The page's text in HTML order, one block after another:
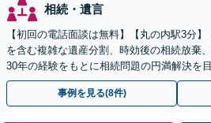
相続・遺言
【初回の電話面談は無料】【丸の内駅3分
を含む複雑な遺産分割、時効後の相続放棄
30年の経験をもとに相続問題の円満解決を
せパックあり【出張対応可】【夜間休日対
事例を見る(8件)